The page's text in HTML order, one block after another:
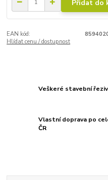
Přidat do
EAN kód:
Hlídat cenu / dostupnost
Veškeré stavební
Vlastní doprava po
ČR